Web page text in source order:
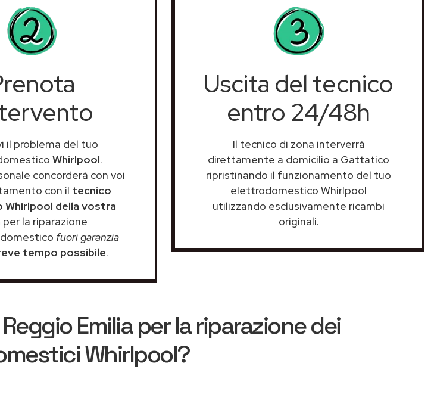
il problema del tuo
Whirlpool.
concorderà con voi
con il tecnico
della vostra
per la riparazione
fuori garanzia
tempo possibile.
Uscita del tecnico
entro 24/48h
Il tecnico di zona interverrà
direttamente a domicilio a Gattatico
ripristinando il funzionamento del tuo
elettrodomestico Whirlpool
utilizzando esclusivamente ricambi
originali.
Emiliaper la riparazione dei
Whirlpool?